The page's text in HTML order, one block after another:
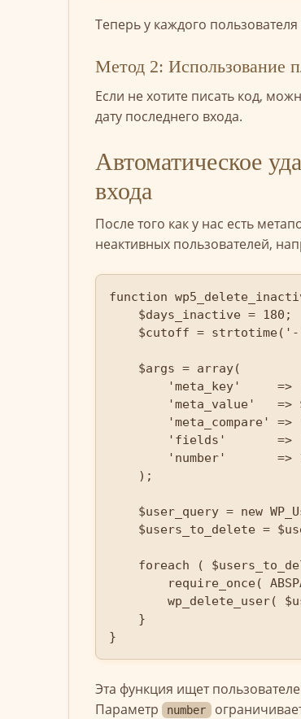
Теперь у каждого
Метод 2: Использование
Если не хотите писать код,
дату последнего входа.
Автоматическое
входа
После того как у нас есть
неактивных пользователей,
function
}
Эта функция ищет
Параметр
number